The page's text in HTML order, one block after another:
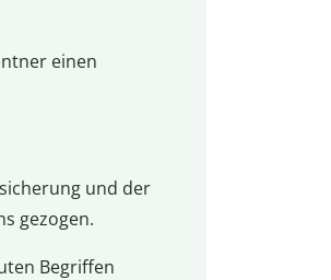
einen
und der
gezogen.
Begriffen